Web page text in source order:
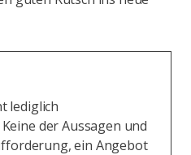
lediglich
der Aussagen und
ein Angebot